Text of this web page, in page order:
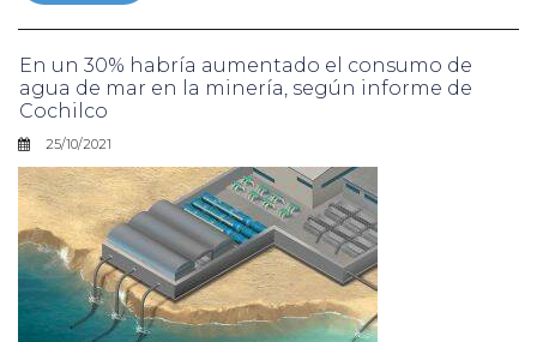
En un 30% habría aumentado el consumo de
agua de mar en la minería, según informe de
Cochilco
25/10/2021